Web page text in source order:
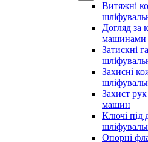
Витяжні
Догляд за
машинами
Затискні
Захисні
Захист
машин
Ключі під
Опорні